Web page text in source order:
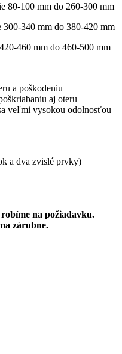
80-100 mm do 260-300 mm
300-340 mm do 380-420 mm
460 mm do 460-500 mm
a poškodeniu
aj oteru
veľmi vysokou odolnosťou
a dva zvislé prvky)
na požiadavku.
zárubne.